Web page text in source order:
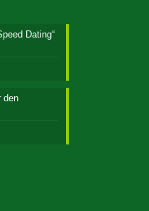
Dating“
den